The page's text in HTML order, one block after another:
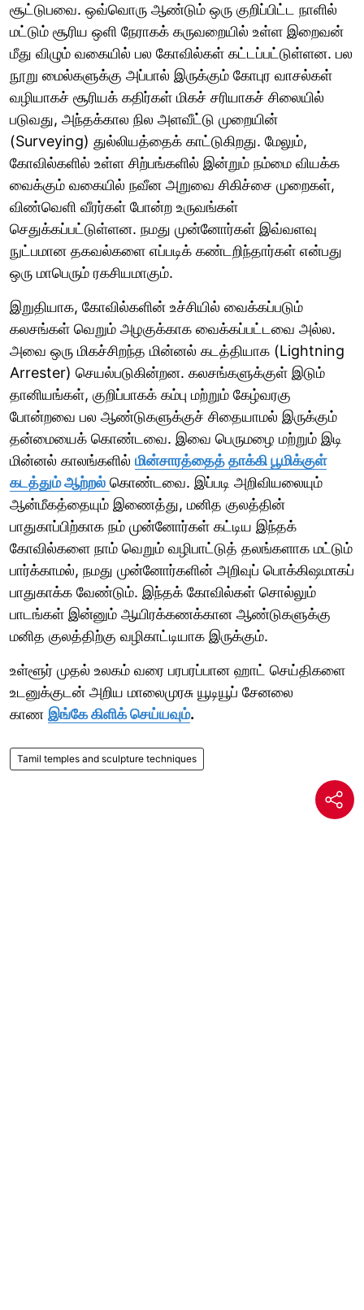
சூட்டுபவை. ஒவ்வொரு ஆண்டும் ஒரு குறிப்பிட்ட நாளில்
மட்டும் சூரிய ஒளி நேராகக் கருவறையில் உள்ள இறைவன்
மீது விழும் வகையில் பல கோவில்கள் கட்டப்பட்டுள்ளன. பல
நூறு மைல்களுக்கு அப்பால் இருக்கும் கோபுர வாசல்கள்
வழியாகச் சூரியக் கதிர்கள் மிகச் சரியாகச் சிலையில்
படுவது, அந்தக்கால நில அளவீட்டு முறையின்
(Surveying) துல்லியத்தைக் காட்டுகிறது. மேலும்,
கோவில்களில் உள்ள சிற்பங்களில் இன்றும் நம்மை வியக்க
வைக்கும் வகையில் நவீன அறுவை சிகிச்சை முறைகள்,
விண்வெளி வீரர்கள் போன்ற உருவங்கள்
செதுக்கப்பட்டுள்ளன. நமது முன்னோர்கள் இவ்வளவு
நுட்பமான தகவல்களை எப்படிக் கண்டறிந்தார்கள் என்பது
ஒரு மாபெரும் ரகசியமாகும்.
இறுதியாக, கோவில்களின் உச்சியில் வைக்கப்படும்
கலசங்கள் வெறும் அழகுக்காக வைக்கப்பட்டவை அல்ல.
அவை ஒரு மிகச்சிறந்த மின்னல் கடத்தியாக (Lightning
Arrester) செயல்படுகின்றன. கலசங்களுக்குள் இடும்
தானியங்கள், குறிப்பாகக் கம்பு மற்றும் கேழ்வரகு
போன்றவை பல ஆண்டுகளுக்குச் சிதையாமல் இருக்கும்
தன்மையைக் கொண்டவை. இவை பெருமழை மற்றும் இடி
மின்னல் காலங்களில் மின்சாரத்தைத் தாக்கி பூமிக்குள்
கடத்தும் ஆற்றல் கொண்டவை. இப்படி அறிவியலையும்
ஆன்மீகத்தையும் இணைத்து, மனித குலத்தின்
பாதுகாப்பிற்காக நம் முன்னோர்கள் கட்டிய இந்தக்
கோவில்களை நாம் வெறும் வழிபாட்டுத் தலங்களாக மட்டும்
பார்க்காமல், நமது முன்னோர்களின் அறிவுப் பொக்கிஷமாகப்
பாதுகாக்க வேண்டும். இந்தக் கோவில்கள் சொல்லும்
பாடங்கள் இன்னும் ஆயிரக்கணக்கான ஆண்டுகளுக்கு
மனித குலத்திற்கு வழிகாட்டியாக இருக்கும்.
உள்ளூர் முதல் உலகம் வரை பரபரப்பான ஹாட் செய்திகளை
உடனுக்குடன் அறிய மாலைமுரசு யூடியூப் சேனலை
காண இங்கே கிளிக் செய்யவும்.
Tamil temples and sculpture techniques